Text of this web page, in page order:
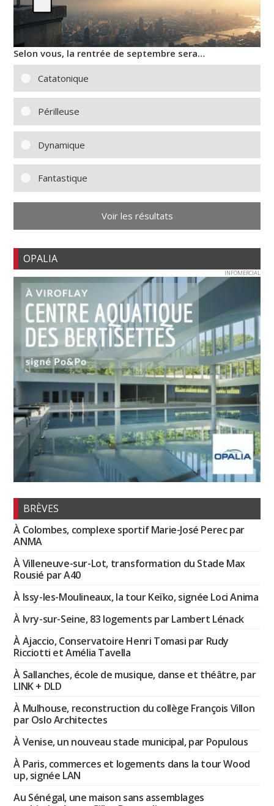
Selon vous, la rentrée de septembre sera…
Catatonique
Périlleuse
Dynamique
Fantastique
Voir les résultats
OPALIA
INFOMERCIAL
BRÈVES
À Colombes, complexe sportif Marie-José Perec par
ANMA
À Villeneuve-sur-Lot, transformation du Stade Max
Rousié par A40
À Issy-les-Moulineaux, la tour Keïko, signée Loci Anima
À Ivry-sur-Seine, 83 logements par Lambert Lénack
À Ajaccio, Conservatoire Henri Tomasi par Rudy
Ricciotti et Amélia Tavella
À Sallanches, école de musique, danse et théâtre, par
LINK + DLD
À Mulhouse, reconstruction du collège François Villon
par Oslo Architectes
À Venise, un nouveau stade municipal, par Populous
À Paris, commerces et logements dans la tour Wood
up, signée LAN
Au Sénégal, une maison sans assemblages